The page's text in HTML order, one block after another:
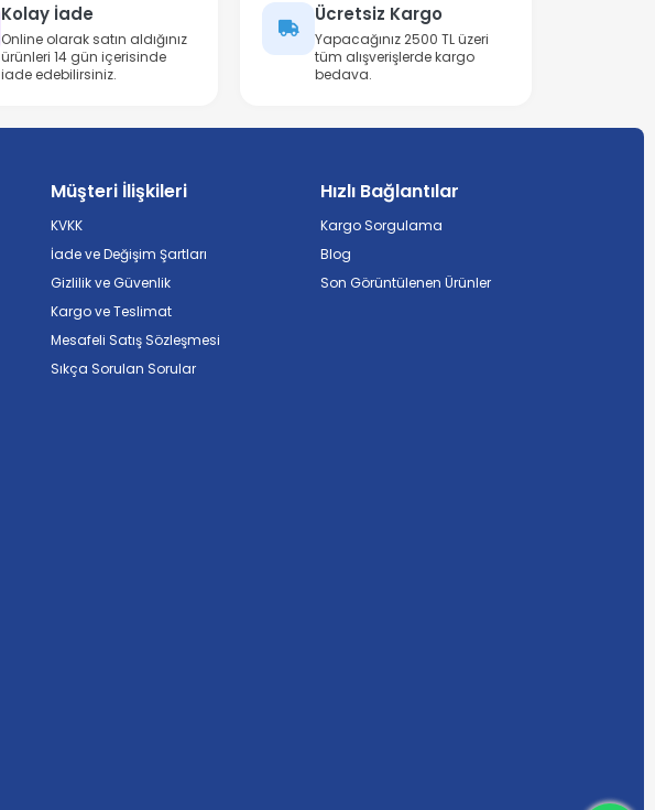
Kolay İade
Online olarak satın aldığınız
ürünleri 14 gün içerisinde
iade edebilirsiniz.
Ücretsiz Kargo
Yapacağınız 2500 TL üzeri
tüm alışverişlerde kargo
bedava.
Müşteri İlişkileri
KVKK
İade ve Değişim Şartları
Gizlilik ve Güvenlik
Kargo ve Teslimat
Mesafeli Satış Sözleşmesi
Sıkça Sorulan Sorular
Hızlı Bağlantılar
Kargo Sorgulama
Blog
Son Görüntülenen Ürünler